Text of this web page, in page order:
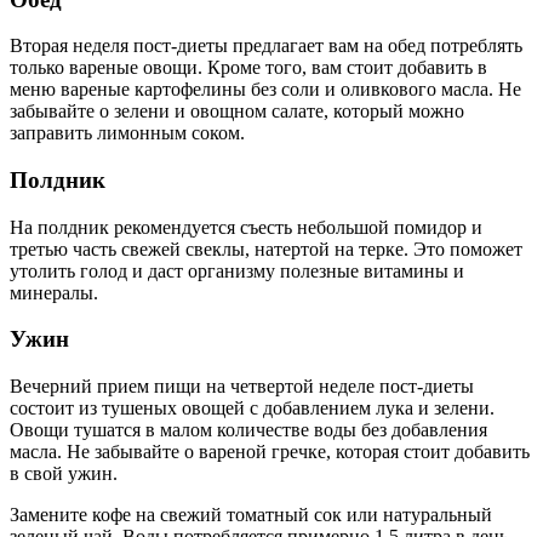
Вторая неделя пост-диеты предлагает вам на обед потреблять
только вареные овощи. Кроме того, вам стоит добавить в
меню вареные картофелины без соли и оливкового масла. Не
забывайте о зелени и овощном салате, который можно
заправить лимонным соком.
Полдник
На полдник рекомендуется съесть небольшой помидор и
третью часть свежей свеклы, натертой на терке. Это поможет
утолить голод и даст организму полезные витамины и
минералы.
Ужин
Вечерний прием пищи на четвертой неделе пост-диеты
состоит из тушеных овощей с добавлением лука и зелени.
Овощи тушатся в малом количестве воды без добавления
масла. Не забывайте о вареной гречке, которая стоит добавить
в свой ужин.
Замените кофе на свежий томатный сок или натуральный